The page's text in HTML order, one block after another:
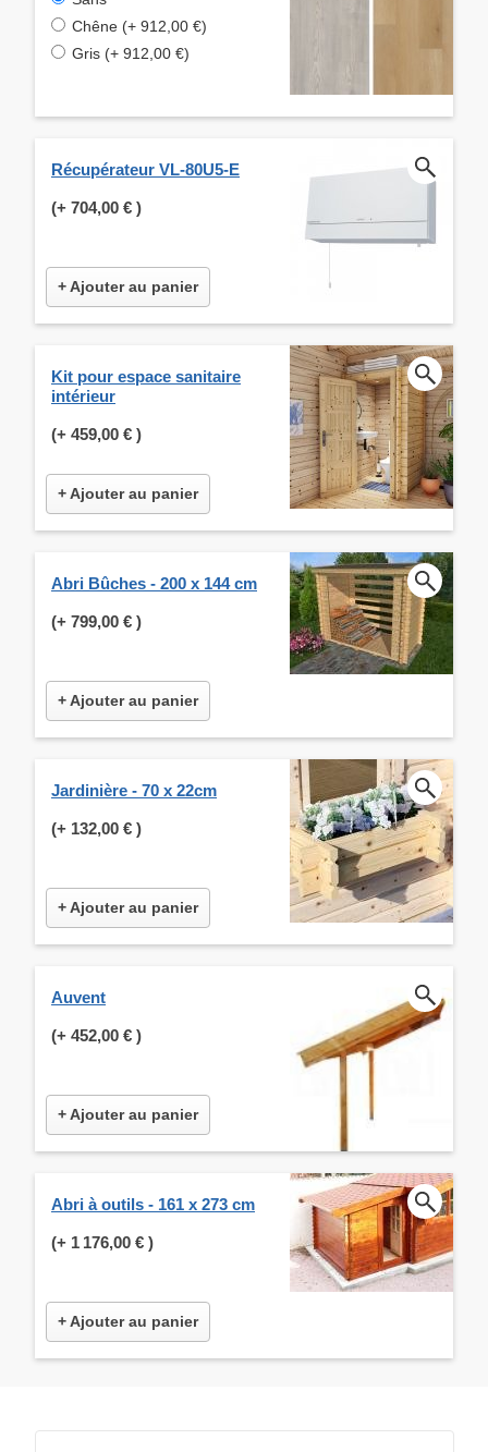
Chêne (+ 912,00 €)
Gris (+ 912,00 €)
Récupérateur VL-80U5-E
(+ 704,00 € )
+ Ajouter au panier
Kit pour espace sanitaire
intérieur
(+ 459,00 € )
+ Ajouter au panier
Abri Bûches - 200 x 144 cm
(+ 799,00 € )
+ Ajouter au panier
Jardinière - 70 x 22cm
(+ 132,00 € )
+ Ajouter au panier
Auvent
(+ 452,00 € )
+ Ajouter au panier
Abri à outils - 161 x 273 cm
(+ 1 176,00 € )
+ Ajouter au panier